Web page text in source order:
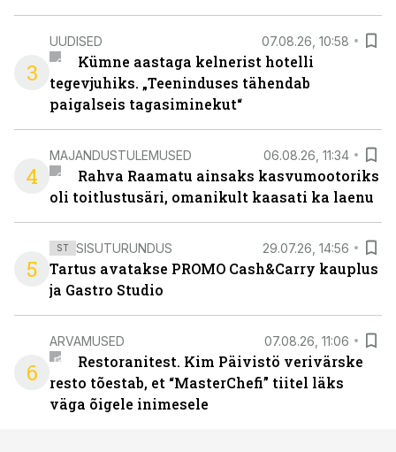
3
UUDISED 07.08.26, 10:58
Kümne aastaga kelnerist hotelli
tegevjuhiks. „Teeninduses tähendab
paigalseis tagasiminekut“
4
MAJANDUSTULEMUSED 06.08.26, 11:34
Rahva Raamatu ainsaks kasvumootoriks
oli toitlustusäri, omanikult kaasati ka laenu
5
ST SISUTURUNDUS 29.07.26, 14:56
Tartus avatakse PROMO Cash&Carry kauplus
ja Gastro Studio
6
ARVAMUSED 07.08.26, 11:06
Restoranitest. Kim Päivistö verivärske
resto tõestab, et “MasterChefi” tiitel läks
väga õigele inimesele